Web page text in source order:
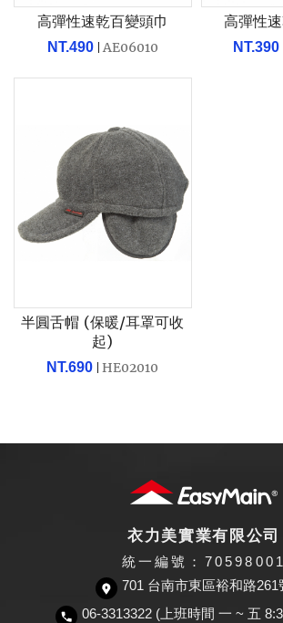
高彈性速乾百變頭巾
NT.490 AE06010
高彈性
NT.390
半圓舌帽 (保暖/耳罩可收
起)
NT.690 HE02010
衣力美實業有限公司
統一編號：70598001
701 台南市東區裕和路261
06-3313322 (上班時間 一 ~ 五